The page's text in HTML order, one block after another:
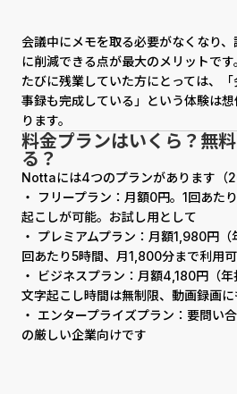
会議中にメモを取る必要がなくなり
に削減できる点が最大のメリットで
たびに残業していた方にとっては、
事録も完成している」という体験は
ります。
料金プランはいくら？無
る？
Nottaには4つのプランがあります（
・ フリープラン：月額0円。1回あた
起こしが可能。お試し用として
・ プレミアムプラン：月額1,980円（
回あたり5時間、月1,800分まで利用
・ ビジネスプラン：月額4,180円（
文字起こし時間は無制限、動画録画
・ エンタープライズプラン：要問い
の厳しい企業向けです